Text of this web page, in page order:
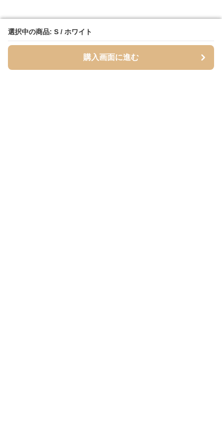
選択中の商品: S / ホワイト
購入画面に進む
選択中の商品: S / ホワイト
購入画面に進む